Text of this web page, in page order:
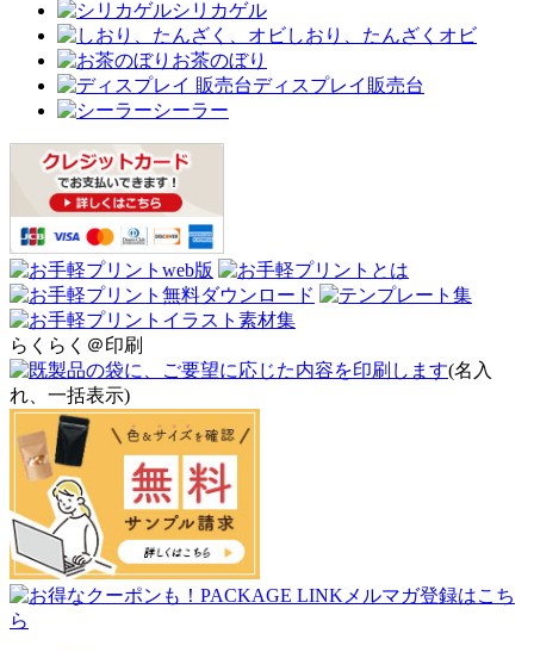
シリカゲル
しおり、たんざくオビ
お茶のぼり
ディスプレイ販売台
シーラー
らくらく＠印刷
(名入
れ、一括表示)